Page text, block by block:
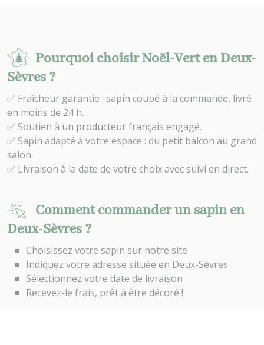
Pourquoi choisir Noël-Vert en Deux-
Sèvres ?
✅ Fraîcheur garantie : sapin coupé à la commande, livré
en moins de 24 h.
✅ Soutien à un producteur français engagé.
✅ Sapin adapté à votre espace : du petit balcon au grand
salon.
✅ Livraison à la date de votre choix avec suivi en direct.
Comment commander un sapin en
Deux-Sèvres ?
Choisissez votre sapin sur notre site
Indiquez votre adresse située en Deux-Sèvres
Sélectionnez votre date de livraison
Recevez-le frais, prêt à être décoré !